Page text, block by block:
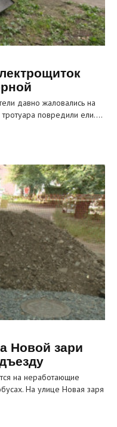
давно жаловались на
повредили ели.…
Новой зари
на неработающие
На улице Новая заря